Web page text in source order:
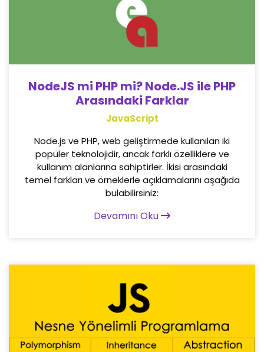
NodeJS mi PHP mi? Node.JS ile PHP
Arasındaki Farklar
JavaScript
Node.js ve PHP, web geliştirmede kullanılan iki
popüler teknolojidir, ancak farklı özelliklere ve
kullanım alanlarına sahiptirler. İkisi arasındaki
temel farkları ve örneklerle açıklamalarını aşağıda
bulabilirsiniz:
Devamını Oku